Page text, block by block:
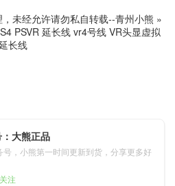
未经允许请勿私自转载--青州小熊 »
PSVR 延长线 vr4号线 VR头显虚拟
长线
大熊正品
号，小熊第一时间更新到货，分享更多好
注